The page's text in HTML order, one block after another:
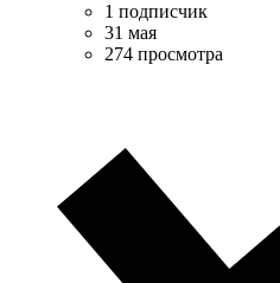
1 подписчик
31 мая
274 просмотра